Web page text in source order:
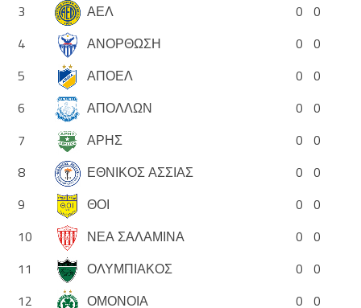
3
ΑΕΛ 0 0
4
ΑΝΟΡΘΩΣΗ 0 0
5
ΑΠΟΕΛ 0 0
6
ΑΠΟΛΛΩΝ 0 0
7
ΑΡΗΣ 0 0
8
ΕΘΝΙΚΟΣ ΑΣΣΙΑΣ 0 0
9
ΘΟΙ 0 0
10
ΝΕΑ ΣΑΛΑΜΙΝΑ 0 0
11
ΟΛΥΜΠΙΑΚΟΣ 0 0
12
ΟΜΟΝΟΙΑ 0 0